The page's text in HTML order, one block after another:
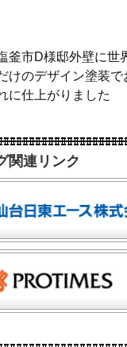
釜市D様邸外壁に世
けのデザイン塗装で
に仕上がりました
関連リンク